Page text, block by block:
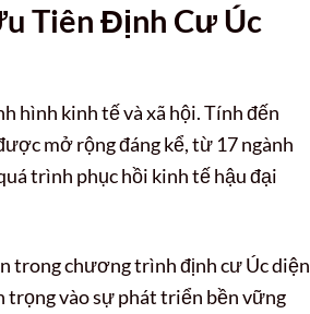
Tiên Định Cư Úc
hình kinh tế và xã hội. Tính đến
mở rộng đáng kể, từ 17 ngành
trình phục hồi kinh tế hậu đại
trong chương trình định cư Úc diện
trọng vào sự phát triển bền vững